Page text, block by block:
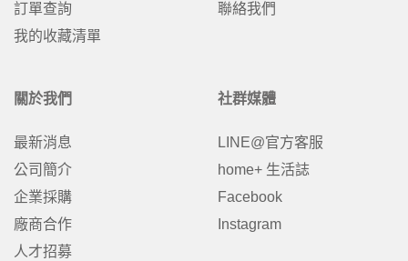
訂單查詢
我的收藏清單
聯絡我們
關於我們
最新消息
公司簡介
企業採購
廠商合作
人才招募
社群媒體
LINE@官方客服
home+ 生活誌
Facebook
Instagram